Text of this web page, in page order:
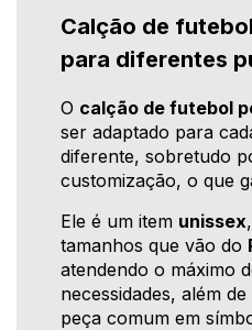
Calção de
para diferentes
O calção de futebol
ser adaptado para
diferente, sobretudo
customização, o que
Ele é um item unissex
tamanhos que vão do
atendendo o máximo
necessidades, além
peça comum em